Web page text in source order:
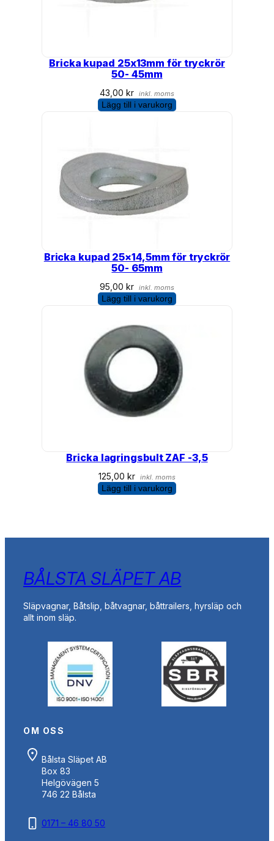
Bricka kupad 25x13mm för tryckrör
50- 45mm
43,00 kr inkl. moms
Lägg till i varukorg
Bricka kupad 25×14,5mm för tryckrör
50- 65mm
95,00 kr inkl. moms
Lägg till i varukorg
Bricka lagringsbult ZAF -3,5
125,00 kr inkl. moms
Lägg till i varukorg
BÅLSTA SLÄPET AB
Släpvagnar, Båtslip, båtvagnar, båttrailers, hyrsläp och
allt inom släp.
OM OSS
Bålsta Släpet AB
Box 83
Helgövägen 5
746 22 Bålsta
0171 – 46 80 50